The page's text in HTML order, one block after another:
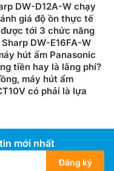
DW-D12A-W chạy
giá độ ồn thực tế
được tới 3 chức năng
DW-E16FA-W
hút ẩm Panasonic
tiền hay là lãng phí?
máy hút ẩm
có phải là lựa
mới nhất
Đăng ký